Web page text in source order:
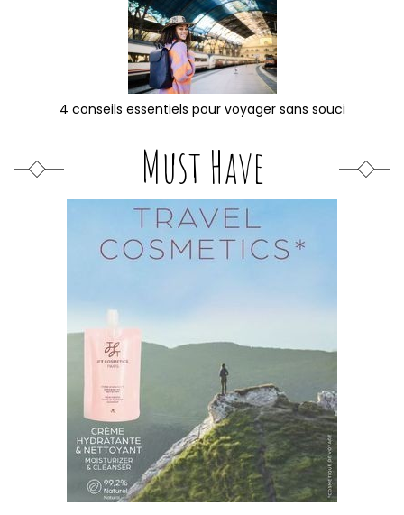
4 conseils essentiels pour voyager sans souci
Must Have